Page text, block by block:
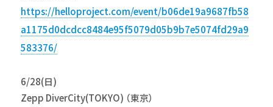
https://helloproject.com/event/b06de19a9687fb58
a1175d0dcdcc8484e95f5079d05b9b7e5074fd29a9
583376/
6/28(日)
Zepp DiverCity(TOKYO) （東京）